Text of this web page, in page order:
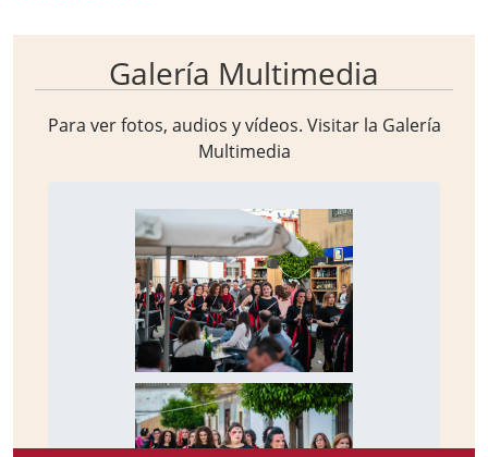
Galería Multimedia
Para ver fotos, audios y vídeos. Visitar la Galería
Multimedia